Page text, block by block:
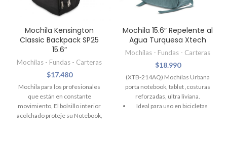
Mochila Kensington
Classic Backpack SP25
15.6″
Mochilas - Fundas - Carteras
$17.480
Mochila para los profesionales
que están en constante
movimiento, El bolsillo interior
acolchado proteje su Notebook,
Mochila 15.6″ Repelente al
Agua Turquesa Xtech
Mochilas - Fundas - Carteras
$18.990
(XTB-214AQ) Mochilas Urbana
porta notebook, tablet ,costuras
reforzadas, ultra liviana.
Ideal para uso en bicicletas